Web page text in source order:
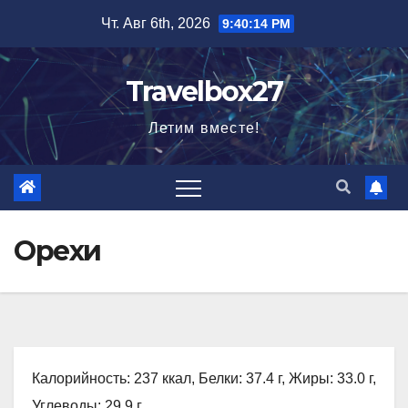
содержимому
Чт. Авг 6th, 2026 9:40:15 PM
Travelbox27
Летим вместе!
Орехи
Калорийность: 237 ккал, Белки: 37.4 г, Жиры: 33.0 г,